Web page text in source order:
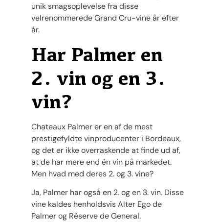
unik smagsoplevelse fra disse
velrenommerede Grand Cru-vine år efter
år.
Har Palmer en
2. vin og en 3.
vin?
Chateaux Palmer er en af de mest
prestigefyldte vinproducenter i Bordeaux,
og det er ikke overraskende at finde ud af,
at de har mere end én vin på markedet.
Men hvad med deres 2. og 3. vine?
Ja, Palmer har også en 2. og en 3. vin. Disse
vine kaldes henholdsvis Alter Ego de
Palmer og Réserve de General.